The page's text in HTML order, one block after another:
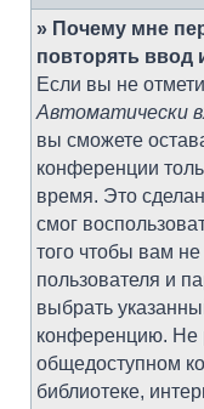
» Почему мне
повторять ввод
Если вы не
Автоматически
вы сможете
конференции
время. Это
смог
того чтобы вам
пользователя и
выбрать
конференцию. Не
общедоступном
библиотеке,